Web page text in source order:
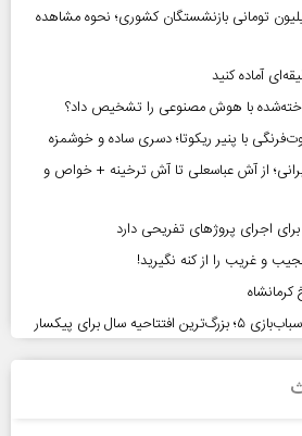
وام ضروری ۷۵ میلیون تومانی بازنشستگان کشوری؛ نحوه مشاهده
با هوش مصنوعی را تشخیص داد؟
با پنیر ریکوتا؛ دسری ساده و خوشمزه
از آش عباسعلی تا آش ترخینه + خواص و
اجرای پروژهای تفریحی دارد
و غریب را از کنه نگیرید!
سال برای پیکسار